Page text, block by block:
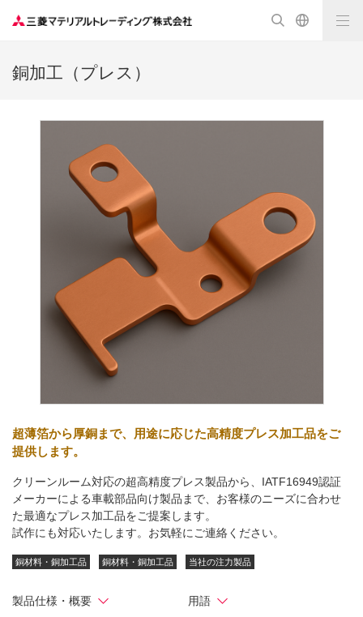
銅加工（プレス）
超薄箔から厚銅まで、用途に応じた高精度プレス加工品をご
提供します。
クリーンルーム対応の超高精度プレス製品から、IATF16949認証
メーカーによる車載部品向け製品まで、お客様のニーズに合わせ
た最適なプレス加工品をご提案します。
試作にも対応いたします。お気軽にご連絡ください。
銅材料・銅加工品 銅材料・銅加工品 当社の注力製品
製品仕様・概要 用語